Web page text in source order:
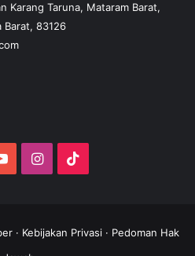
Karang Taruna, Mataram Barat,
Barat, 83126
YouTubeInstagram
· Kebijakan Privasi · Pedoman Hak